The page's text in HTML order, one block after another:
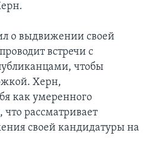
о выдвижении своей
встречи с
чтобы
Херн,
как умеренного
что рассматривает
своей кандидатуры на